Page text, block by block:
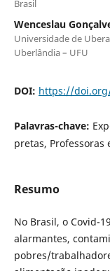
Brasil
Wenceslau
Universidade de
Uberlândia – UFU
DOI: https://
Palavras-chave:
pretas, Professoras
Resumo
No Brasil, o Covid-
alarmantes,
pobres/